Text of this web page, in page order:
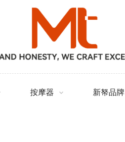
按摩器 新帑品牌